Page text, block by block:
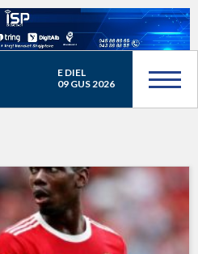
E DIEL
09 GUS 2026